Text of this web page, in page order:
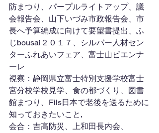
防まつり、パープルライトアップ、議
会報告会、山下いづみ市政報告会、市
長へ予算編成に向けて要望書提出、ふ
じbousai２０１７、シルバー人材セン
ターふれあいフェア、富士山ビエンナ
ーレ
視察：静岡県立富士特別支援学校富士
宮分校学校見学、食の都づくり、図書
館まつり、Fils日本で老後を送るために
知っておきたいこと,
会合：吉高防災、上和田長内会、